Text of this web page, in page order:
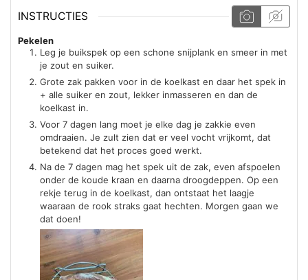
INSTRUCTIES
Pekelen
Leg je buikspek op een schone snijplank en smeer in met
je zout en suiker.
Grote zak pakken voor in de koelkast en daar het spek in
+ alle suiker en zout, lekker inmasseren en dan de
koelkast in.
Voor 7 dagen lang moet je elke dag je zakkie even
omdraaien. Je zult zien dat er veel vocht vrijkomt, dat
betekend dat het proces goed werkt.
Na de 7 dagen mag het spek uit de zak, even afspoelen
onder de koude kraan en daarna droogdeppen. Op een
rekje terug in de koelkast, dan ontstaat het laagje
waaraan de rook straks gaat hechten. Morgen gaan we
dat doen!